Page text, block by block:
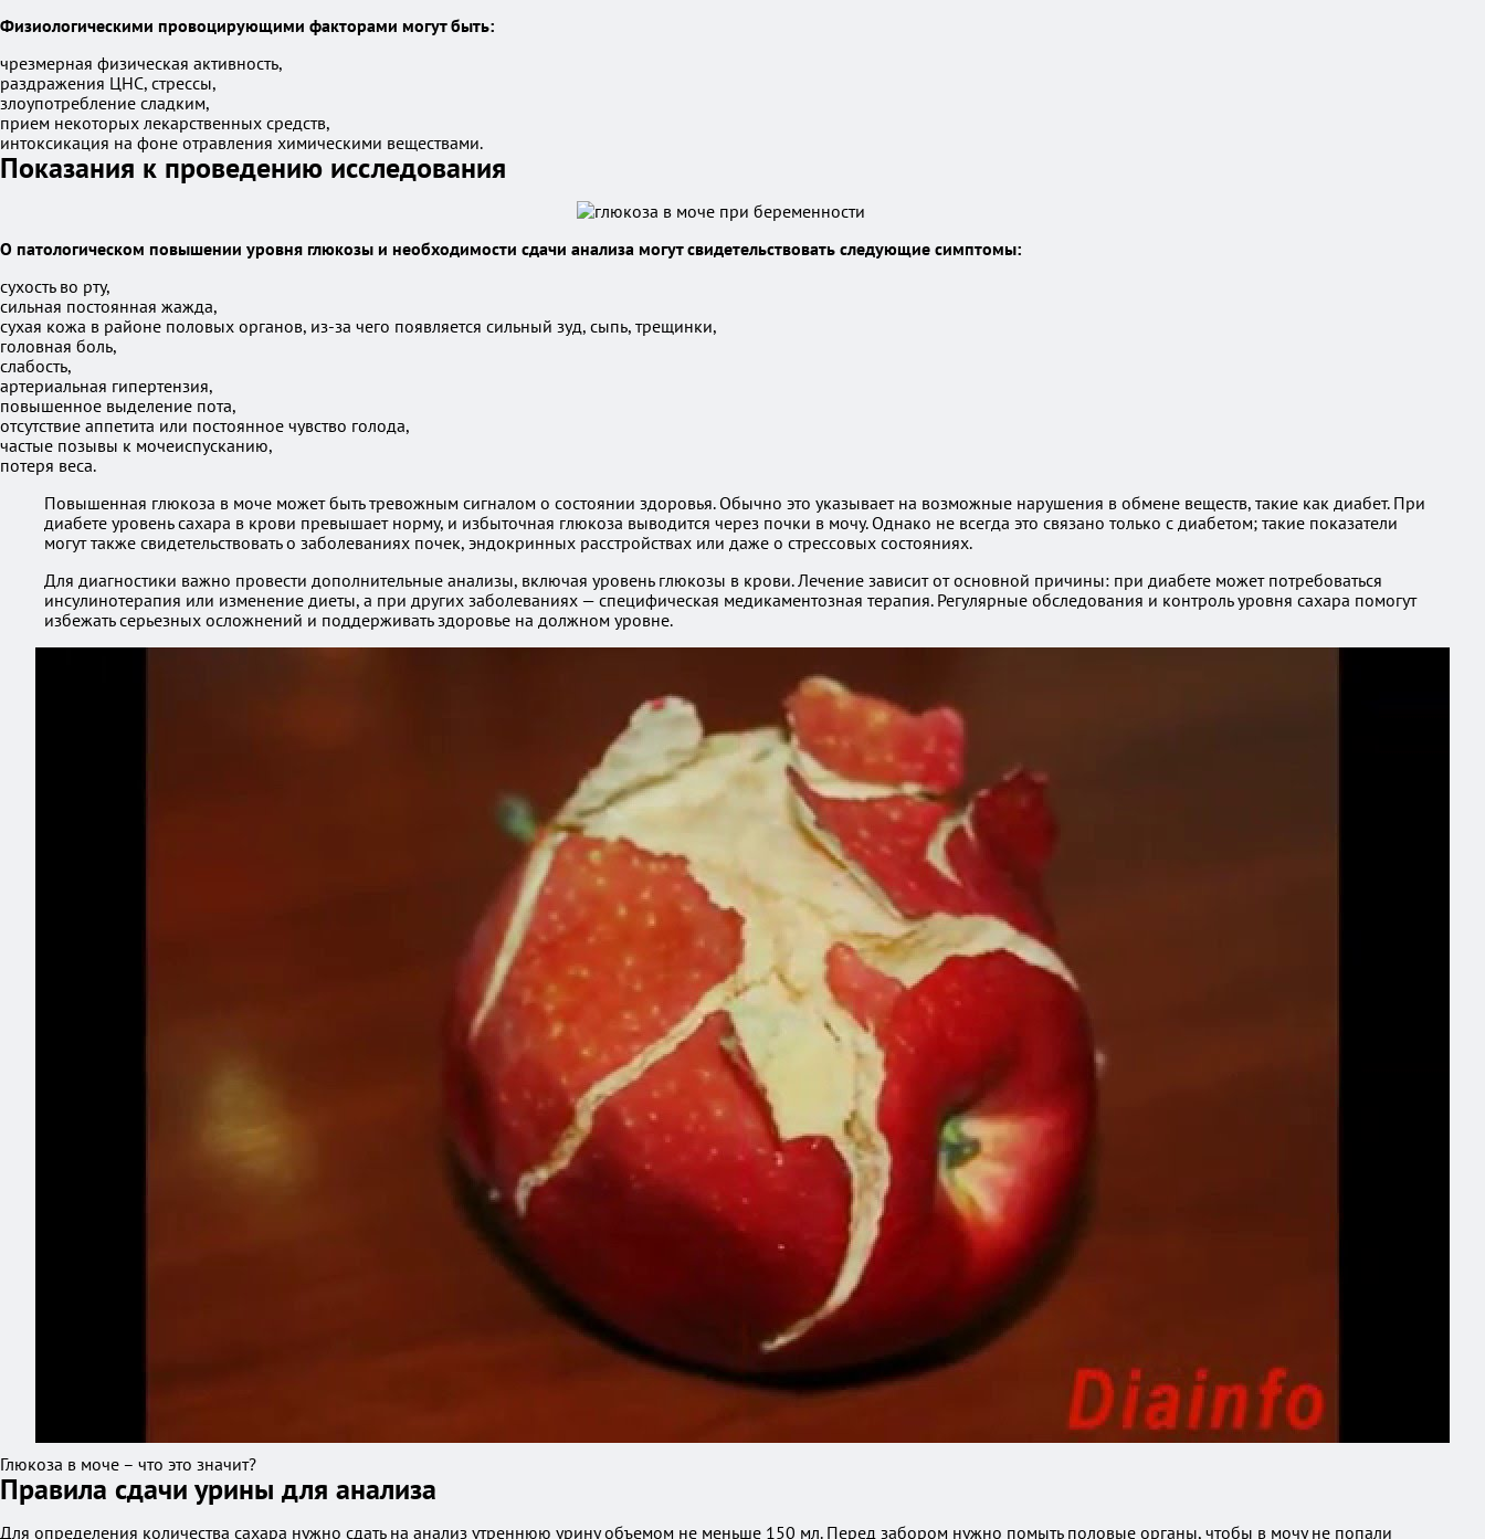
Физиологическими провоцирующими факторами могут быть:
чрезмерная физическая активность,
раздражения ЦНС, стрессы,
злоупотребление сладким,
прием некоторых лекарственных средств,
интоксикация на фоне отравления химическими веществами.
Показания к проведению исследования
О патологическом повышении уровня глюкозы и необходимости сдачи анализа могут свидетельствовать следующие симптомы:
сухость во рту,
сильная постоянная жажда,
сухая кожа в районе половых органов, из-за чего появляется сильный зуд, сыпь, трещинки,
головная боль,
слабость,
артериальная гипертензия,
повышенное выделение пота,
отсутствие аппетита или постоянное чувство голода,
частые позывы к мочеиспусканию,
потеря веса.
Повышенная глюкоза в моче может быть тревожным сигналом о состоянии здоровья. Обычно это указывает на возможные нарушения в обмене веществ, такие как диабет. При
диабете уровень сахара в крови превышает норму, и избыточная глюкоза выводится через почки в мочу. Однако не всегда это связано только с диабетом; такие показатели
могут также свидетельствовать о заболеваниях почек, эндокринных расстройствах или даже о стрессовых состояниях.
Для диагностики важно провести дополнительные анализы, включая уровень глюкозы в крови. Лечение зависит от основной причины: при диабете может потребоваться
инсулинотерапия или изменение диеты, а при других заболеваниях — специфическая медикаментозная терапия. Регулярные обследования и контроль уровня сахара помогут
избежать серьезных осложнений и поддерживать здоровье на должном уровне.
Глюкоза в моче – что это значит?
Правила сдачи урины для анализа
Для определения количества сахара нужно сдать на анализ утреннюю урину объемом не меньше 150 мл. Перед забором нужно помыть половые органы, чтобы в мочу не попали